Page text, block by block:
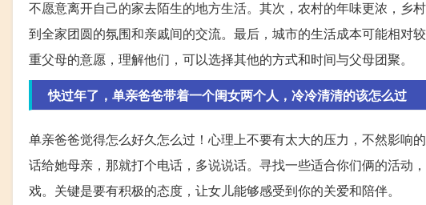
不愿意离开自己的家去陌生的地方生活。其次，农村的年味更浓，乡
到全家团圆的氛围和亲戚间的交流。最后，城市的生活成本可能相对
重父母的意愿，理解他们，可以选择其他的方式和时间与父母团聚。
快过年了，单亲爸爸带着一个闺女两个人，冷冷清清的该怎么过
单亲爸爸觉得怎么好久怎么过！心理上不要有太大的压力，不然影响
话给她母亲，那就打个电话，多说说话。寻找一些适合你们俩的活动
戏。关键是要有积极的态度，让女儿能够感受到你的关爱和陪伴。